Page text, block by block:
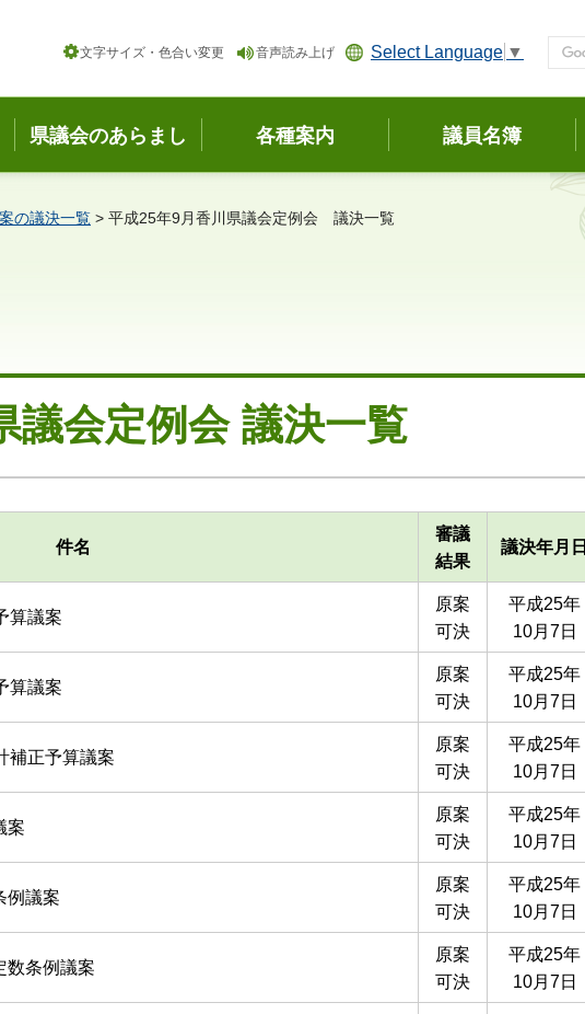
文字サイズ・色合い変更 音声読み上げ Select Language ▼
県議会のあらまし 各種案内 議員名簿
の議決一覧 > 平成25年9月香川県議会定例会 議決一覧
議会定例会 議決一覧
件名
審議
結果
議決年月日
算議案
原案
可決
平成25年
10月7日
算議案
原案
可決
平成25年
10月7日
補正予算議案
原案
可決
平成25年
10月7日
案
原案
可決
平成25年
10月7日
例議案
原案
可決
平成25年
10月7日
数条例議案
原案
可決
平成25年
10月7日